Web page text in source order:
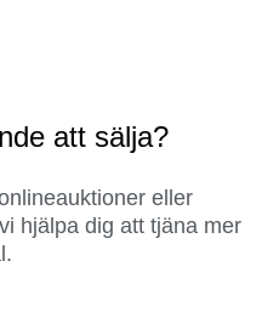
att sälja?
eller
hjälpa dig att tjäna mer